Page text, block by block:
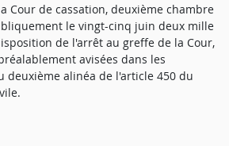
Cour de cassation, deuxième chambre
le vingt-cinq juin deux mille
de l'arrêt au greffe de la Cour,
avisées dans les
deuxième alinéa de l'article 450 du